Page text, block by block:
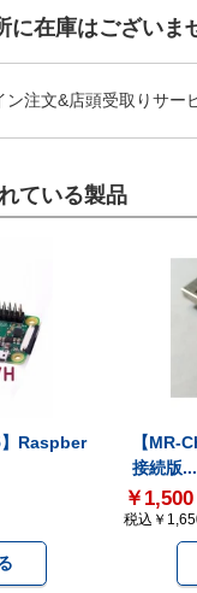
在庫はございま
注文&店頭受取りサー
ている製品
】Raspber
【MR-
接続版...
￥1,500
税込￥